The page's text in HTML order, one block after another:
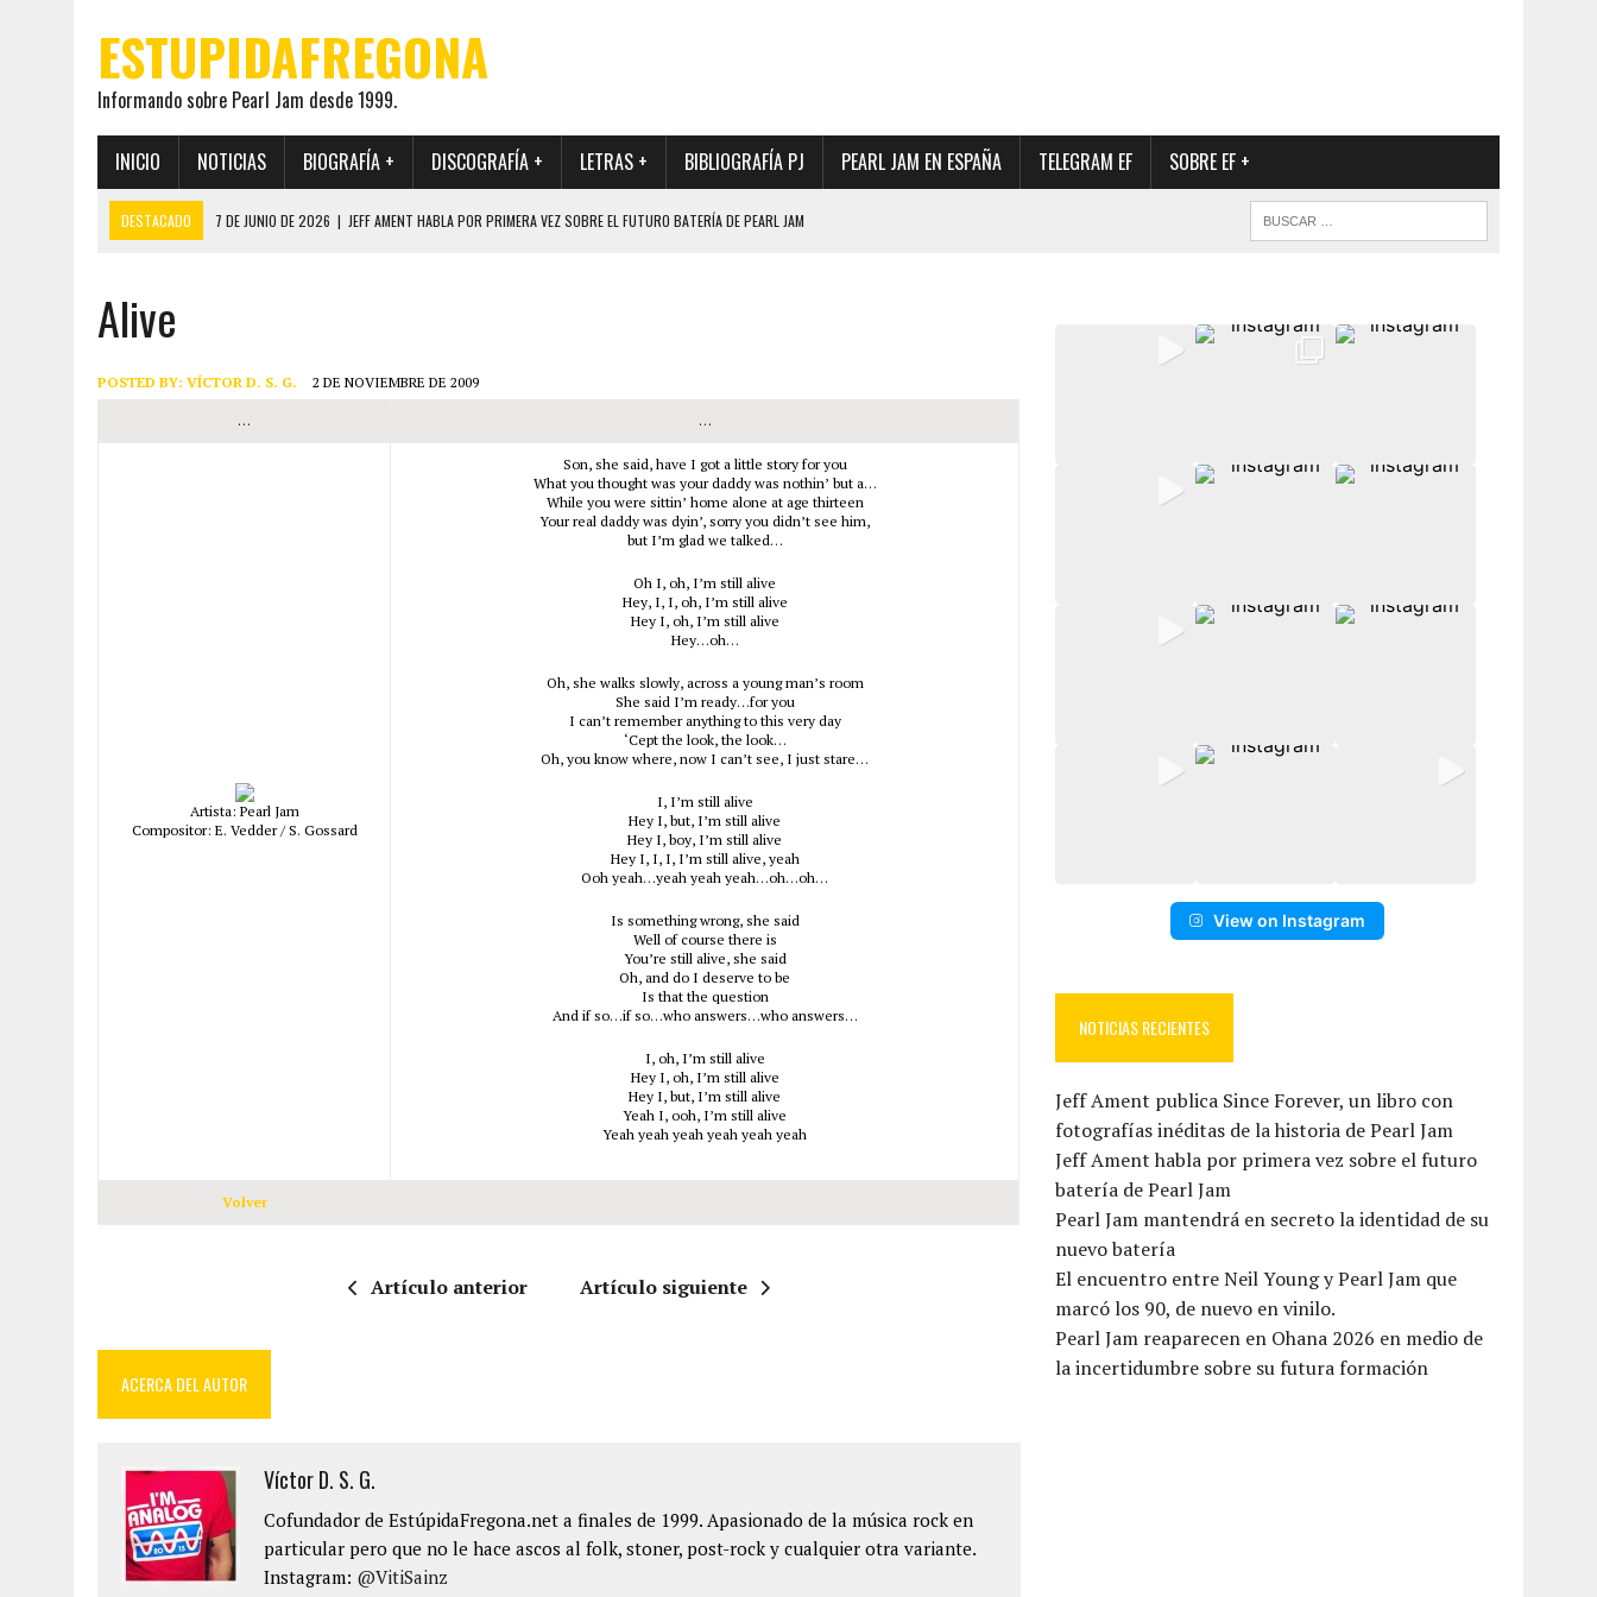
ESTUPIDAFREGONA
Informando sobre Pearl Jam desde 1999.
INICIO NOTICIAS BIOGRAFÍA + DISCOGRAFÍA + LETRAS + BIBLIOGRAFÍA PJ PEARL JAM EN ESPAÑA TELEGRAM EF SOBRE EF +
DESTACADO 7 DE JUNIO DE 2026 | JEFF AMENT HABLA POR PRIMERA VEZ SOBRE EL FUTURO BATERÍA DE PEARL JAM
19 DE MAYO DE 2026
12 DE MAYO DE 2026
28 DE JULIO DE 2026 | JEFF AMENT PUBLICA SINCE FOREVER, UN LIBRO CON FOTOGRAFÍAS INÉDITAS DE LA HISTORIA DE PEARL JAM
Alive
POSTED BY: VÍCTOR D. S. G. 2 DE NOVIEMBRE DE 2009
… …
Artista: Pearl Jam
Compositor: E. Vedder / S. Gossard
Son, she said, have I got a little story for you
What you thought was your daddy was nothin’ but a…
While you were sittin’ home alone at age thirteen
Your real daddy was dyin’, sorry you didn’t see him,
but I’m glad we talked…
Oh I, oh, I’m still alive
Hey, I, I, oh, I’m still alive
Hey I, oh, I’m still alive
Hey…oh…
Oh, she walks slowly, across a young man’s room
She said I’m ready…for you
I can’t remember anything to this very day
‘Cept the look, the look…
Oh, you know where, now I can’t see, I just stare…
I, I’m still alive
Hey I, but, I’m still alive
Hey I, boy, I’m still alive
Hey I, I, I, I’m still alive, yeah
Ooh yeah…yeah yeah yeah…oh…oh…
Is something wrong, she said
Well of course there is
You’re still alive, she said
Oh, and do I deserve to be
Is that the question
And if so…if so…who answers…who answers…
I, oh, I’m still alive
Hey I, oh, I’m still alive
Hey I, but, I’m still alive
Yeah I, ooh, I’m still alive
Yeah yeah yeah yeah yeah yeah
Volver
Artículo anterior Artículo siguiente
ACERCA DEL AUTOR
Víctor D. S. G.
Cofundador de EstúpidaFregona.net a finales de 1999. Apasionado de la música rock en
particular pero que no le hace ascos al folk, stoner, post-rock y cualquier otra variante.
Instagram: @VitiSainz
View on Instagram
NOTICIAS RECIENTES
Jeff Ament publica Since Forever, un libro con
fotografías inéditas de la historia de Pearl Jam
Jeff Ament habla por primera vez sobre el futuro
batería de Pearl Jam
Pearl Jam mantendrá en secreto la identidad de su
nuevo batería
El encuentro entre Neil Young y Pearl Jam que
marcó los 90, de nuevo en vinilo.
Pearl Jam reaparecen en Ohana 2026 en medio de
la incertidumbre sobre su futura formación